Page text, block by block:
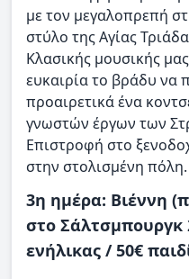
με τον μεγαλοπρεπή
στύλο της Αγίας
Κλασικής μουσικής
ευκαιρία το βράδυ
προαιρετικά ένα
γνωστών έργων των
Επιστροφή στο
στην στολισμένη
3η ημέρα: Bιέννη
στο Σάλτσμπουργκ
ενήλικας / 50€